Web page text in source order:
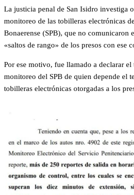
La justicia penal de San Isidro investiga
monitoreo de las tobilleras electrónicas
Bonaerense (SPB), que no comunicaron
«saltos de rango» de los presos con ese
Por ese motivo, fue llamado a declarar el
monitoreo del SPB de quien depende el
tobilleras electrónicas otorgadas a los